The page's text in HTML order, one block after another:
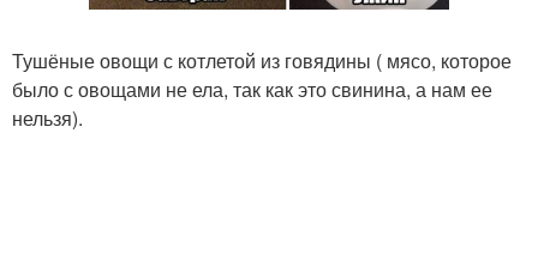
Тушёные овощи с котлетой из говядины ( мясо, которое
было с овощами не ела, так как это свинина, а нам ее
нельзя).